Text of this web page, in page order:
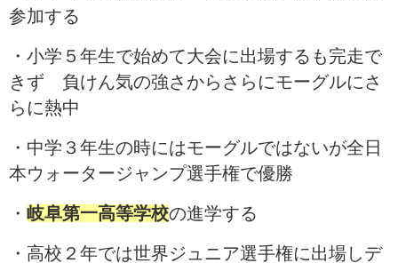
参加する
・小学５年生で始めて大会に出場するも完走で
きず 負けん気の強さからさらにモーグルにさ
らに熱中
・中学３年生の時にはモーグルではないが全日
本ウォータージャンプ選手権で優勝
・ 岐阜第一高等学校の進学する
・高校２年では世界ジュニア選手権に出場しデ